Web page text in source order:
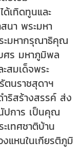
ด้เทิดทูนและ
นา พระมหา
ะมหากรุณาธิคุณ
ศร มหาภูมิพล
สมเด็จพระ
ตนราชสุดาฯ
ริสร้างสรรค์ ส่ง
ปการ เป็นคุณ
เทศชาติบ้าน
แหนในเกียรติภูมิ